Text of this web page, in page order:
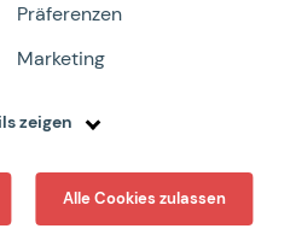
Präferenzen
Marketing
zeigen
Alle Cookies zulassen
GmbH, Konstanz
Freiburg
208 00 5089
Oppliger
München